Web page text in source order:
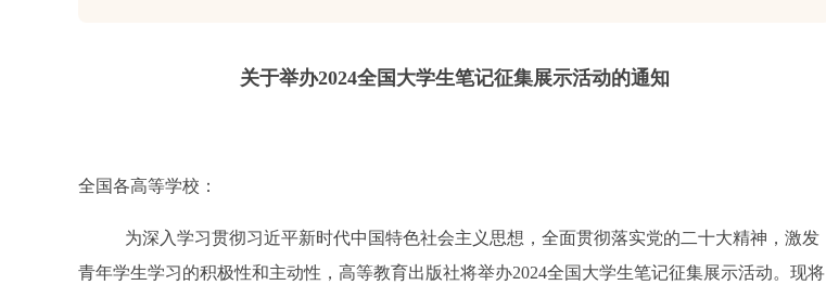
关于举办2024全国大学生笔记征集展示活动的通知
全国各高等学校：
为深入学习贯彻习近平新时代中国特色社会主义思想，全面贯彻落实党的二十大精神，激发
青年学生学习的积极性和主动性，高等教育出版社将举办2024全国大学生笔记征集展示活动。现将